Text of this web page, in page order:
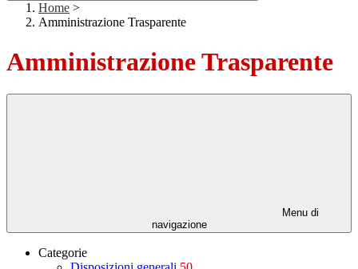
Home >
Amministrazione Trasparente
Amministrazione Trasparente
Menu di
navigazione
Categorie